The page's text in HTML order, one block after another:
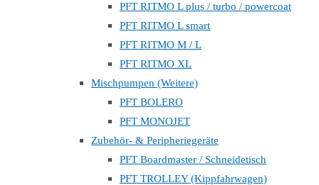
PFT RITMO L plus / turbo / powercoat
PFT RITMO L smart
PFT RITMO M / L
PFT RITMO XL
Mischpumpen (Weitere)
PFT BOLERO
PFT MONOJET
Zubehör- & Peripheriegeräte
PFT Boardmaster / Schneidetisch
PFT TROLLEY (Kippfahrwagen)